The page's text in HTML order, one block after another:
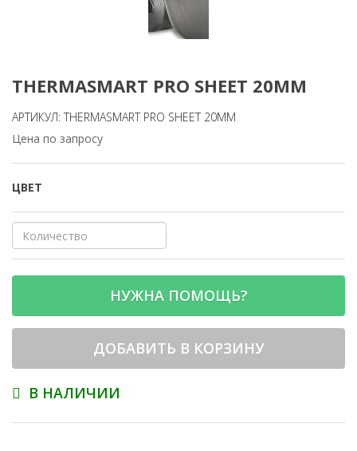
THERMASMART PRO SHEET 20ММ
АРТИКУЛ: THERMASMART PRO SHEET 20ММ
Цена по запросу
ЦВЕТ
НУЖНА ПОМОЩЬ?
ДОБАВИТЬ В КОРЗИНУ
В НАЛИЧИИ